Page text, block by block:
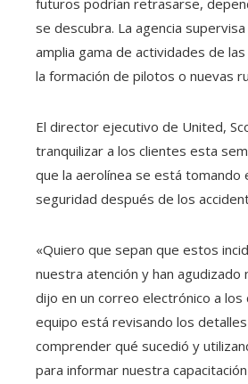
futuros podrían retrasarse,
se descubra. La agencia
amplia gama de actividades de
la formación de pilotos o nuevas
El director ejecutivo de United,
tranquilizar a los clientes esta
que la aerolínea se está tomando
seguridad después de los
«Quiero que sepan que estos
nuestra atención y han agudizado
dijo en un correo electrónico a los
equipo está revisando los
comprender qué sucedió y
para informar nuestra